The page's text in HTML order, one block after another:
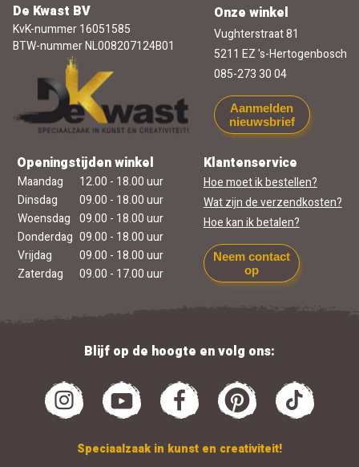
De Kwast BV
KvK-nummer 16051585
BTW-nummer NL008207124B01
Onze winkel
Vughterstraat 81
5211 EZ 's-Hertogenbosch
085-273 30 04
Aanmelden
nieuwsbrief
Openingstijden winkel
Maandag
12.00 - 18.00 uur
Dinsdag
09.00 - 18.00 uur
Woensdag 09.00 - 18.00 uur
Donderdag 09.00 - 18.00 uur
Vrijdag
09.00 - 18.00 uur
Zaterdag
09.00 - 17.00 uur
Klantenservice
Hoe moet ik bestellen?
Wat zijn de verzendkosten?
Hoe kan ik betalen?
Neem contact
op
Blijf op de hoogte en volg ons:
Speciaalzaak in kunst en creativiteit!